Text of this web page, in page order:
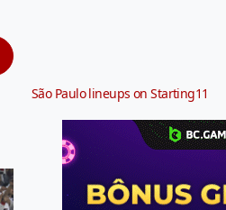
São Paulo lineups on Starting11